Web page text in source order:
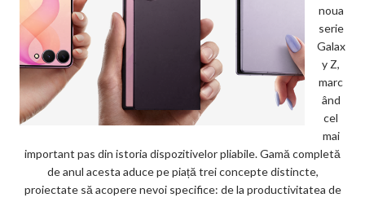
noua
serie
Galax
y Z,
marc
ând
cel
mai
important pas din istoria dispozitivelor pliabile. Gamă completă
de anul acesta aduce pe piață trei concepte distincte,
proiectate să acopere nevoi specifice: de la productivitatea de